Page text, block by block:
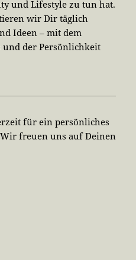
und Lifestyle zu tun hat.
wir Dir täglich
Ideen – mit dem
und der Persönlichkeit
für ein persönliches
freuen uns auf Deinen